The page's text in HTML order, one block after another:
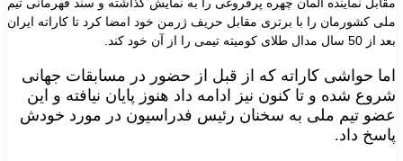
ملی کشورمان را با برتری مقابل حریف ژرمن خود امضا کرد تا کاراته ایران
بعد از 50 سال مدال طلای کومیته تیمی را از آن خود کند
اما حواشی کاراته که از قبل از حضور در مسابقات جهانی
شروع شده و تا کنون نیز ادامه داد هنوز پایان نیافته و این
عضو تیم ملی به سخنان رئیس فدراسیون در مورد خودش
پاسخ داد.